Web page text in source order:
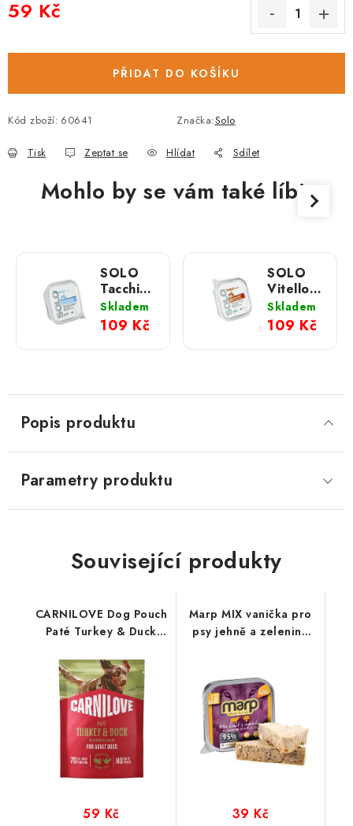
59 Kč
PŘIDAT DO KOŠÍKU
Kód zboží: 60641 Značka:Solo
Tisk Zeptat se Hlídat Sdílet
Mohlo by se vám také líbit
SOLO
Tacchino
100%
(krůta)
vanička;
300 g
Skladem
109 Kč
SOLO
Vitello
100%
(telecí)
vanička;
300 g
Skladem
109 Kč
Popis produktu
Parametry produktu
Související produkty
CARNILOVE Dog Pouch
Paté Turkey & Duck
300g
59 Kč
Marp MIX vanička pro
psy jehně a zelenina
39 Kč